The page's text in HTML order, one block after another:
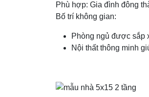
Phù hợp: Gia đình đông
Bố trí không gian:
Phòng ngủ được sắp
Nội thất thông minh